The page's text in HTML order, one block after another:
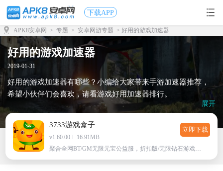
下载APP
APK8安卓网 > 专题 > 安卓网游专题 > 好用的游戏加速器
好用的游戏加速器
2019-01-31
好用的游戏加速器有哪些？小编给大家带来手游加速器推荐，
希望小伙伴们会喜欢，请看游戏好用加速器排行。
展开
3733游戏盒子
v1.60.00
16.91MB
聚合全网BT/GM无限元宝公益服，折扣版/无限钻石游戏下载
立即下载